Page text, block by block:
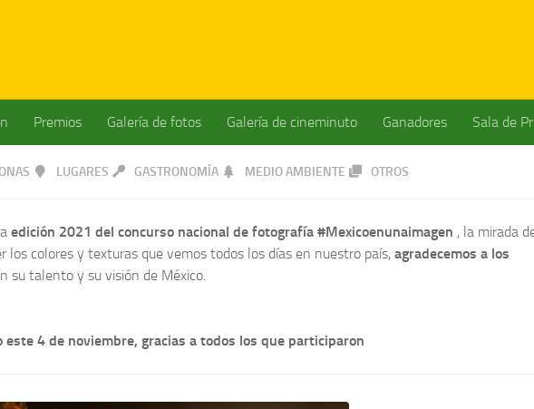
Premios Galería de fotos Galería de cineminuto Ganadores Sala de
LUGARES GASTRONOMÍA MEDIO AMBIENTE OTROS
edición 2021 del concurso nacional de fotografía #Mexicoenunaimagen , la mirada
los colores y texturas que vemos todos los días en nuestro país, agradecemos a los
su talento y su visión de México.
este 4 de noviembre, gracias a todos los que participaron